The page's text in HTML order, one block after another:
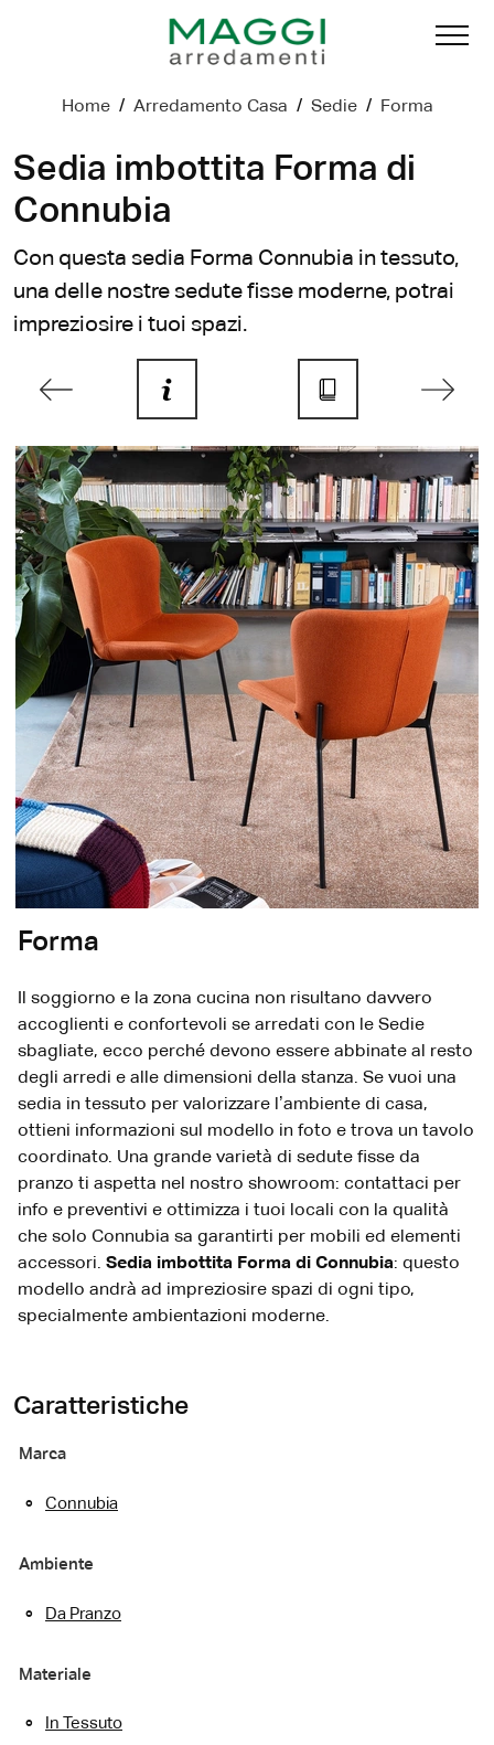
Home / Arredamento Casa / Sedie / Forma
Sedia imbottita Forma di
Connubia
Con questa sedia Forma Connubia in tessuto,
una delle nostre sedute fisse moderne, potrai
impreziosire i tuoi spazi.
Forma
Il soggiorno e la zona cucina non risultano davvero
accoglienti e confortevoli se arredati con le Sedie
sbagliate, ecco perché devono essere abbinate al resto
degli arredi e alle dimensioni della stanza. Se vuoi una
sedia in tessuto per valorizzare l’ambiente di casa,
ottieni informazioni sul modello in foto e trova un tavolo
coordinato. Una grande varietà di sedute fisse da
pranzo ti aspetta nel nostro showroom: contattaci per
info e preventivi e ottimizza i tuoi locali con la qualità
che solo Connubia sa garantirti per mobili ed elementi
accessori. Sedia imbottita Forma di Connubia: questo
modello andrà ad impreziosire spazi di ogni tipo,
specialmente ambientazioni moderne.
Caratteristiche
Marca
Connubia
Ambiente
Da Pranzo
Materiale
In Tessuto